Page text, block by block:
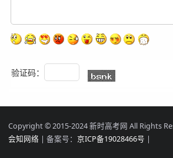
验证码：
Copyright © 2015-2024 新时高考网 All Rights
会知网络 | 备案号： 京ICP备19028466号 |